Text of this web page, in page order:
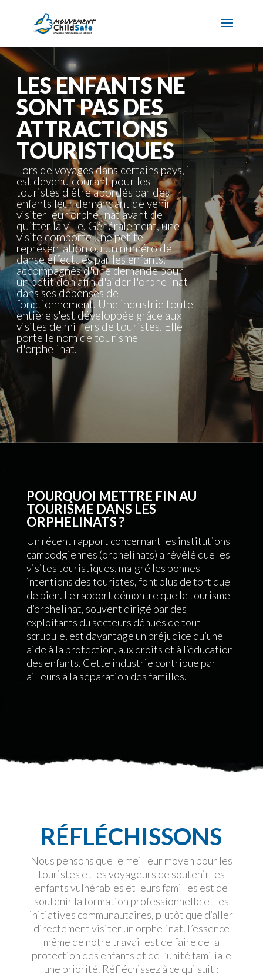
POURQUOI METTRE FIN AU
TOURISME DANS LES
ORPHELINATS ?
Un récent rapport concernant les institutions
cambodgiennes (orphelinats) a révélé que les
visites touristiques, malgré les bonnes
intentions des touristes, font plus de tort que
de bien. Le rapport démontre que le tourisme
d’orphelinat, souvent dirigé par des
exploitants du secteurs dénués de tout
scrupule, est davantage un préjudice qu’une
aide à la protection, aux droits et à l’éducation
des enfants. Cette industrie contribue par
ailleurs à la séparation des familles.
RÉFLÉCHISSONS
Nous pensons que le meilleur moyen pour les
touristes et les voyageurs de soutenir les
enfants vulnérables et leurs familles est de
soutenir la formation professionnelle et les
initiatives communautaires, plutôt que d’aller
directement visiter un orphelinat. L’essence
même de notre travail est de faire de la
protection des enfants et de l’unité familiale
une priorité. Réfléchissez à ce qui suit :